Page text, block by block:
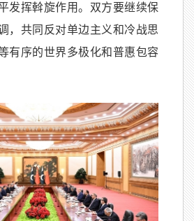
发挥斡旋作用。双方要继续保
，共同反对单边主义和冷战思
有序的世界多极化和普惠包容